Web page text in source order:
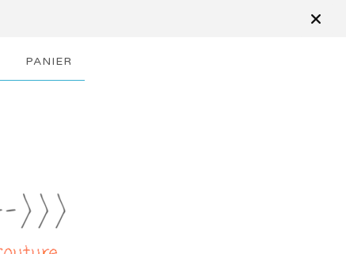
PANIER